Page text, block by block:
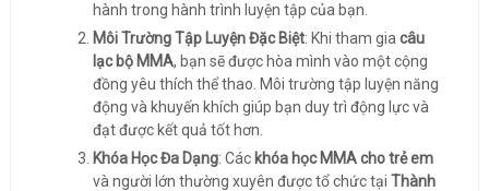
hành trong hành trình luyện tập của bạn.
Môi Trường Tập Luyện Đặc Biệt: Khi tham gia câu
lạc bộ MMA, bạn sẽ được hòa mình vào một cộng
đồng yêu thích thể thao. Môi trường tập luyện năng
động và khuyến khích giúp bạn duy trì động lực và
đạt được kết quả tốt hơn.
Khóa Học Đa Dạng: Các khóa học MMA cho trẻ em
và người lớn thường xuyên được tổ chức tại Thành